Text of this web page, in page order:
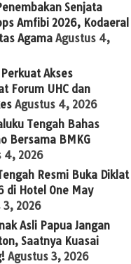
Senjata
Amfibi 2026, Kodaeral
Agama Agustus 4,
Akses
Forum UHC dan
Agustus 4, 2026
Tengah Bahas
Bersama BMKG
4, 2026
Resmi Buka Diklat
di Hotel One May
3, 2026
Asli Papua Jangan
Saatnya Kuasai
Agustus 3, 2026